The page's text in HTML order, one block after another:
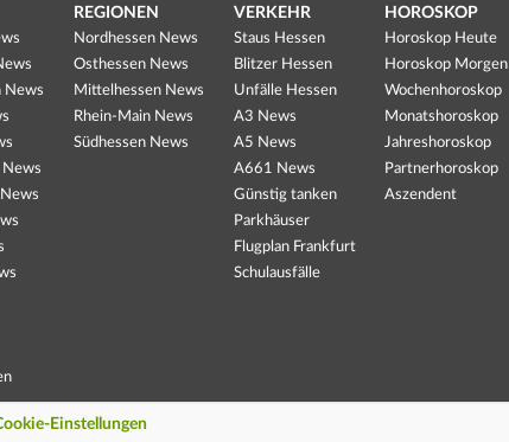
News
REGIONEN
Nordhessen News
Osthessen News
Mittelhessen News
Rhein-Main News
Südhessen News
VERKEHR
Staus Hessen
Blitzer Hessen
Unfälle Hessen
A3 News
A5 News
A661 News
Günstig tanken
Parkhäuser
Flugplan Frankfurt
Schulausfälle
HOROSKOP
Horoskop Heute
Horoskop Morgen
Wochenhoroskop
Monatshoroskop
Jahreshoroskop
Partnerhoroskop
Aszendent
Einstellungen